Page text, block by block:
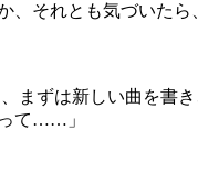
それとも気づいた
まずは新しい曲を書
て……」